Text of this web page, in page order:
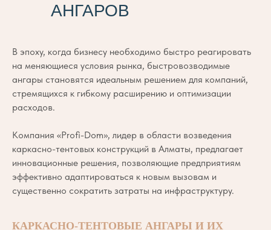
АНГАРОВ
В эпоху, когда бизнесу необходимо быстро реагировать
на меняющиеся условия рынка, быстровозводимые
ангары становятся идеальным решением для компаний,
стремящихся к гибкому расширению и оптимизации
расходов.
Компания «Profi-Dom», лидер в области возведения
каркасно-тентовых конструкций в Алматы, предлагает
инновационные решения, позволяющие предприятиям
эффективно адаптироваться к новым вызовам и
существенно сократить затраты на инфраструктуру.
КАРКАСНО-ТЕНТОВЫЕ АНГАРЫ И ИХ